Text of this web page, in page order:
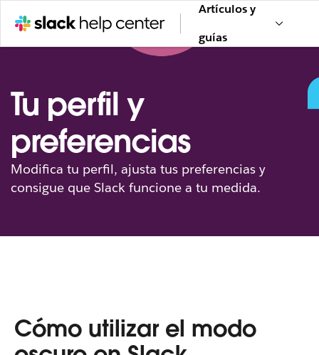
Artículos y
guías
Tu perfil y
preferencias
Modifica tu perfil, ajusta tus preferencias y
consigue que Slack funcione a tu medida.
Cómo utilizar el modo